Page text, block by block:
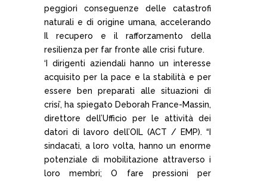
peggiori conseguenze delle catastrofi
naturali e di origine umana, accelerando
Il recupero e il rafforzamento della
resilienza per far fronte alle crisi future.
‘I dirigenti aziendali hanno un interesse
acquisito per la pace e la stabilità e per
essere ben preparati alle situazioni di
crisi’, ha spiegato Deborah France-Massin,
direttore dell’Ufficio per le attività dei
datori di lavoro dell’OIL (ACT / EMP). “I
sindacati, a loro volta, hanno un enorme
potenziale di mobilitazione attraverso i
loro membri; O fare pressioni per